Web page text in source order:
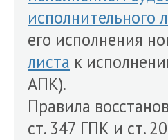
исполнительного
его исполнения
листа к
АПК).
Правила
ст. 347 ГПК и ст.